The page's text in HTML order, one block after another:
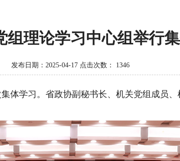
组理论学习中心组举行
发布日期：2025-04-17 点击次数： 1346
学习。省政协副秘书长、机关党组成员、